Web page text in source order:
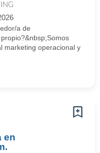
a de
marketing operacional y
en